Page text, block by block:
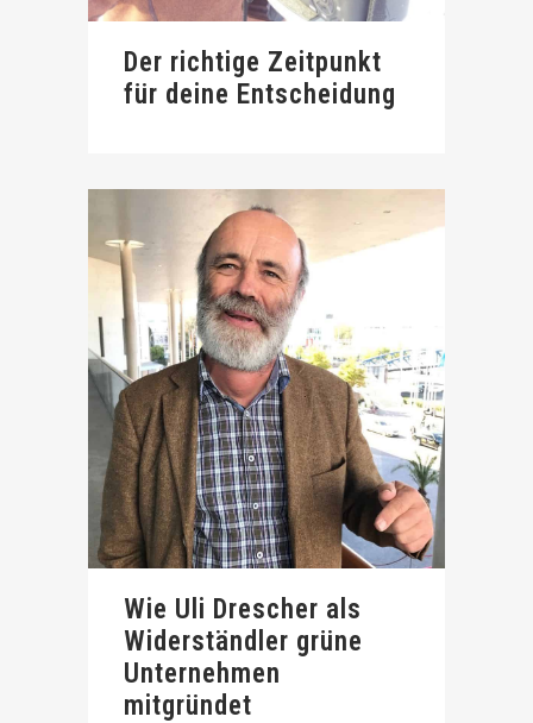
Der richtige Zeitpunkt
für deine Entscheidung
Wie Uli Drescher als
Widerständler grüne
Unternehmen
mitgründet